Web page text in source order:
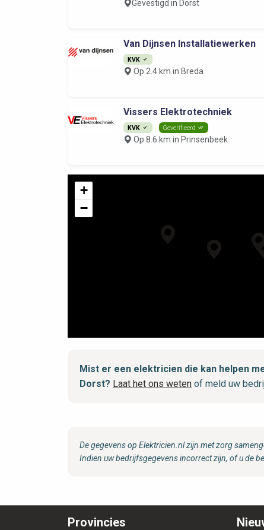
Gevestigd in Dorst
Van Dijnsen Installatiewerken
KVK
Op 2.4 km in Breda
Vissers Elektrotechniek
KVK Geverifieerd
Op 8.6 km in Prinsenbeek
+
−
Mist er een elektricien die kan helpen
Dorst? Laat het ons weten of meld uw
De gegevens op Elektricien.nl zijn met zorg
Indien uw bedrijfsgegevens incorrect zijn, of u de
Provincies